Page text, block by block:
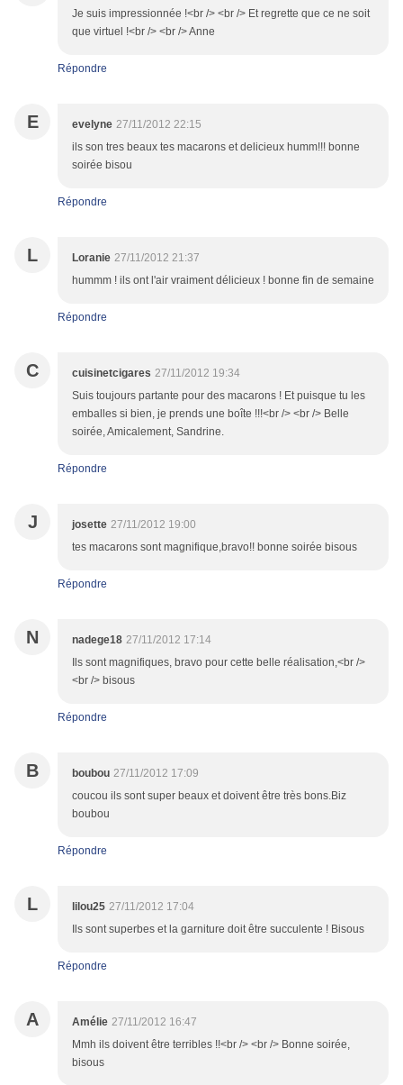
Je suis impressionnée !<br /> <br /> Et regrette que ce ne soit
que virtuel !<br /> <br /> Anne
Répondre
E evelyne 27/11/2012 22:15
ils son tres beaux tes macarons et delicieux humm!!! bonne
soirée bisou
Répondre
L Loranie 27/11/2012 21:37
hummm ! ils ont l'air vraiment délicieux ! bonne fin de semaine
Répondre
C cuisinetcigares 27/11/2012 19:34
Suis toujours partante pour des macarons ! Et puisque tu les
emballes si bien, je prends une boîte !!!<br /> <br /> Belle
soirée, Amicalement, Sandrine.
Répondre
J josette 27/11/2012 19:00
tes macarons sont magnifique,bravo!! bonne soirée bisous
Répondre
N nadege18 27/11/2012 17:14
Ils sont magnifiques, bravo pour cette belle réalisation,<br />
<br /> bisous
Répondre
B boubou 27/11/2012 17:09
coucou ils sont super beaux et doivent être très bons.Biz
boubou
Répondre
L lilou25 27/11/2012 17:04
Ils sont superbes et la garniture doit être succulente ! Bisous
Répondre
A Amélie 27/11/2012 16:47
Mmh ils doivent être terribles !!<br /> <br /> Bonne soirée,
bisous